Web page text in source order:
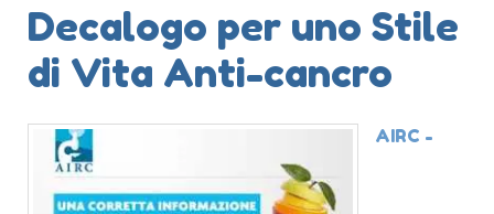
Decalogo per uno Stile
di Vita Anti-cancro
AIRC -